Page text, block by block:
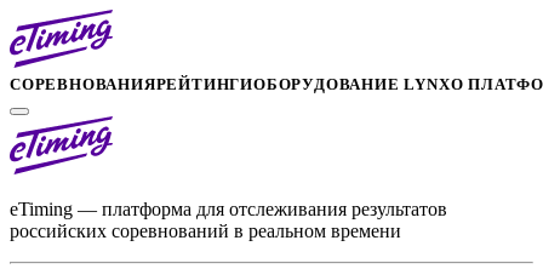
СОРЕВНОВАНИЯРЕЙТИНГИОБОРУДОВАНИЕ LYNXО
eTiming — платформа для отслеживания результатов
российских соревнований в реальном времени